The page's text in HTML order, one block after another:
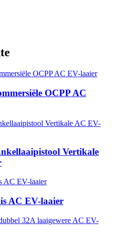
OCPP AC
Vertikale
AC EV-laaier